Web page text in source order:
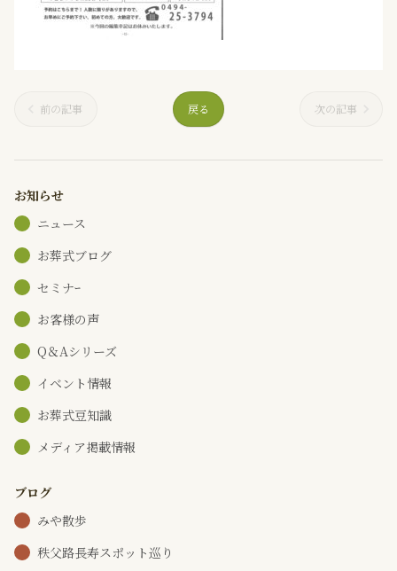
前の記事 戻る 次の記事
お知らせ
ニュース
お葬式ブログ
セミナｰ
お客様の声
Q＆Aシリーズ
イベント情報
お葬式豆知識
メディア掲載情報
ブログ
みや散歩
秩父路長寿スポット巡り